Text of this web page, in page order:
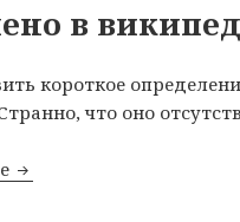
в
короткое
что оно
Добавлено в википедию